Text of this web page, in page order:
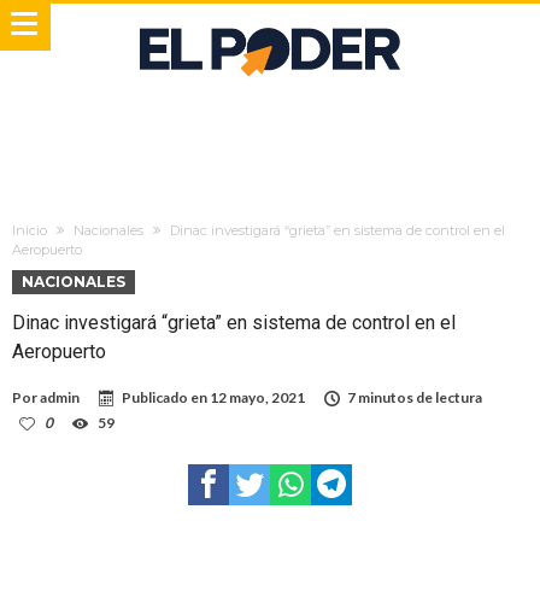
Inicio Nacionales
Dinac investigará “grieta” en sistema de control en el
Aeropuerto
NACIONALES
Dinac investigará “grieta” en sistema de control en el
Aeropuerto
Poradmin Publicado en 12 mayo, 2021
7 minutos de lectura
0
59